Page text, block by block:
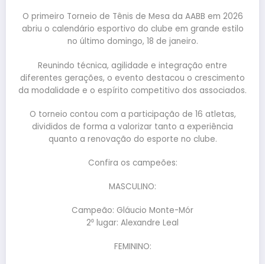
O primeiro Torneio de Tênis de Mesa da AABB em 2026
abriu o calendário esportivo do clube em grande estilo
no último domingo, 18 de janeiro.
Reunindo técnica, agilidade e integração entre
diferentes gerações, o evento destacou o crescimento
da modalidade e o espírito competitivo dos associados.
O torneio contou com a participação de 16 atletas,
divididos de forma a valorizar tanto a experiência
quanto a renovação do esporte no clube.
Confira os campeões:
MASCULINO:
Campeão: Gláucio Monte-Mór
2⁰ lugar: Alexandre Leal
FEMININO: